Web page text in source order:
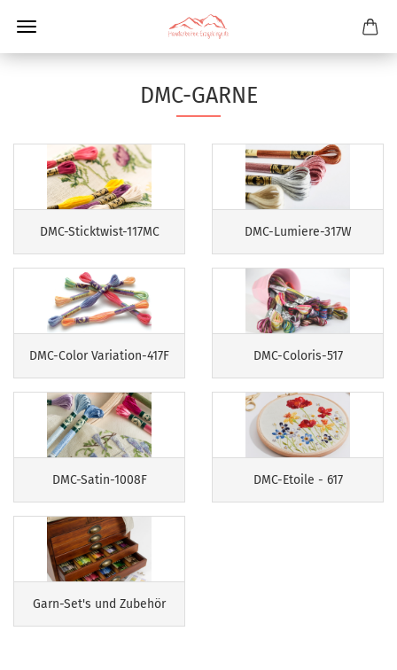
DMC-GARNE
DMC-Sticktwist-117MC DMC-Lumiere-317W
DMC-Color Variation-417F DMC-Coloris-517
DMC-Satin-1008F DMC-Etoile - 617
Garn-Set's und Zubehör